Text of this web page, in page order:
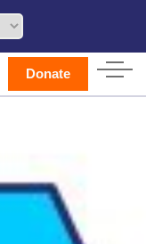
Donate